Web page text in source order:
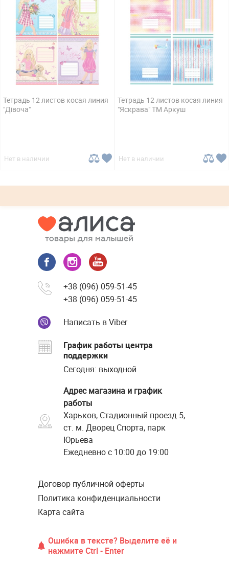
Тетрадь 12 листов косая линия
"Дівоча"
Нет в наличии
Тетрадь 12 листов косая линия
"Яскрава" ТМ Аркуш
Нет в наличии
+38 (096) 059-51-45
+38 (096) 059-51-45
Написать в Viber
График работы центра
поддержки
Сегодня: выходной
Адрес магазина и график
работы
Харьков, Стадионный проезд 5,
ст. м. Дворец Спорта, парк
Юрьева
Ежедневно с 10:00 до 19:00
Договор публичной оферты
Политика конфиденциальности
Карта сайта
Ошибка в тексте? Выделите её и
нажмите Ctrl - Enter